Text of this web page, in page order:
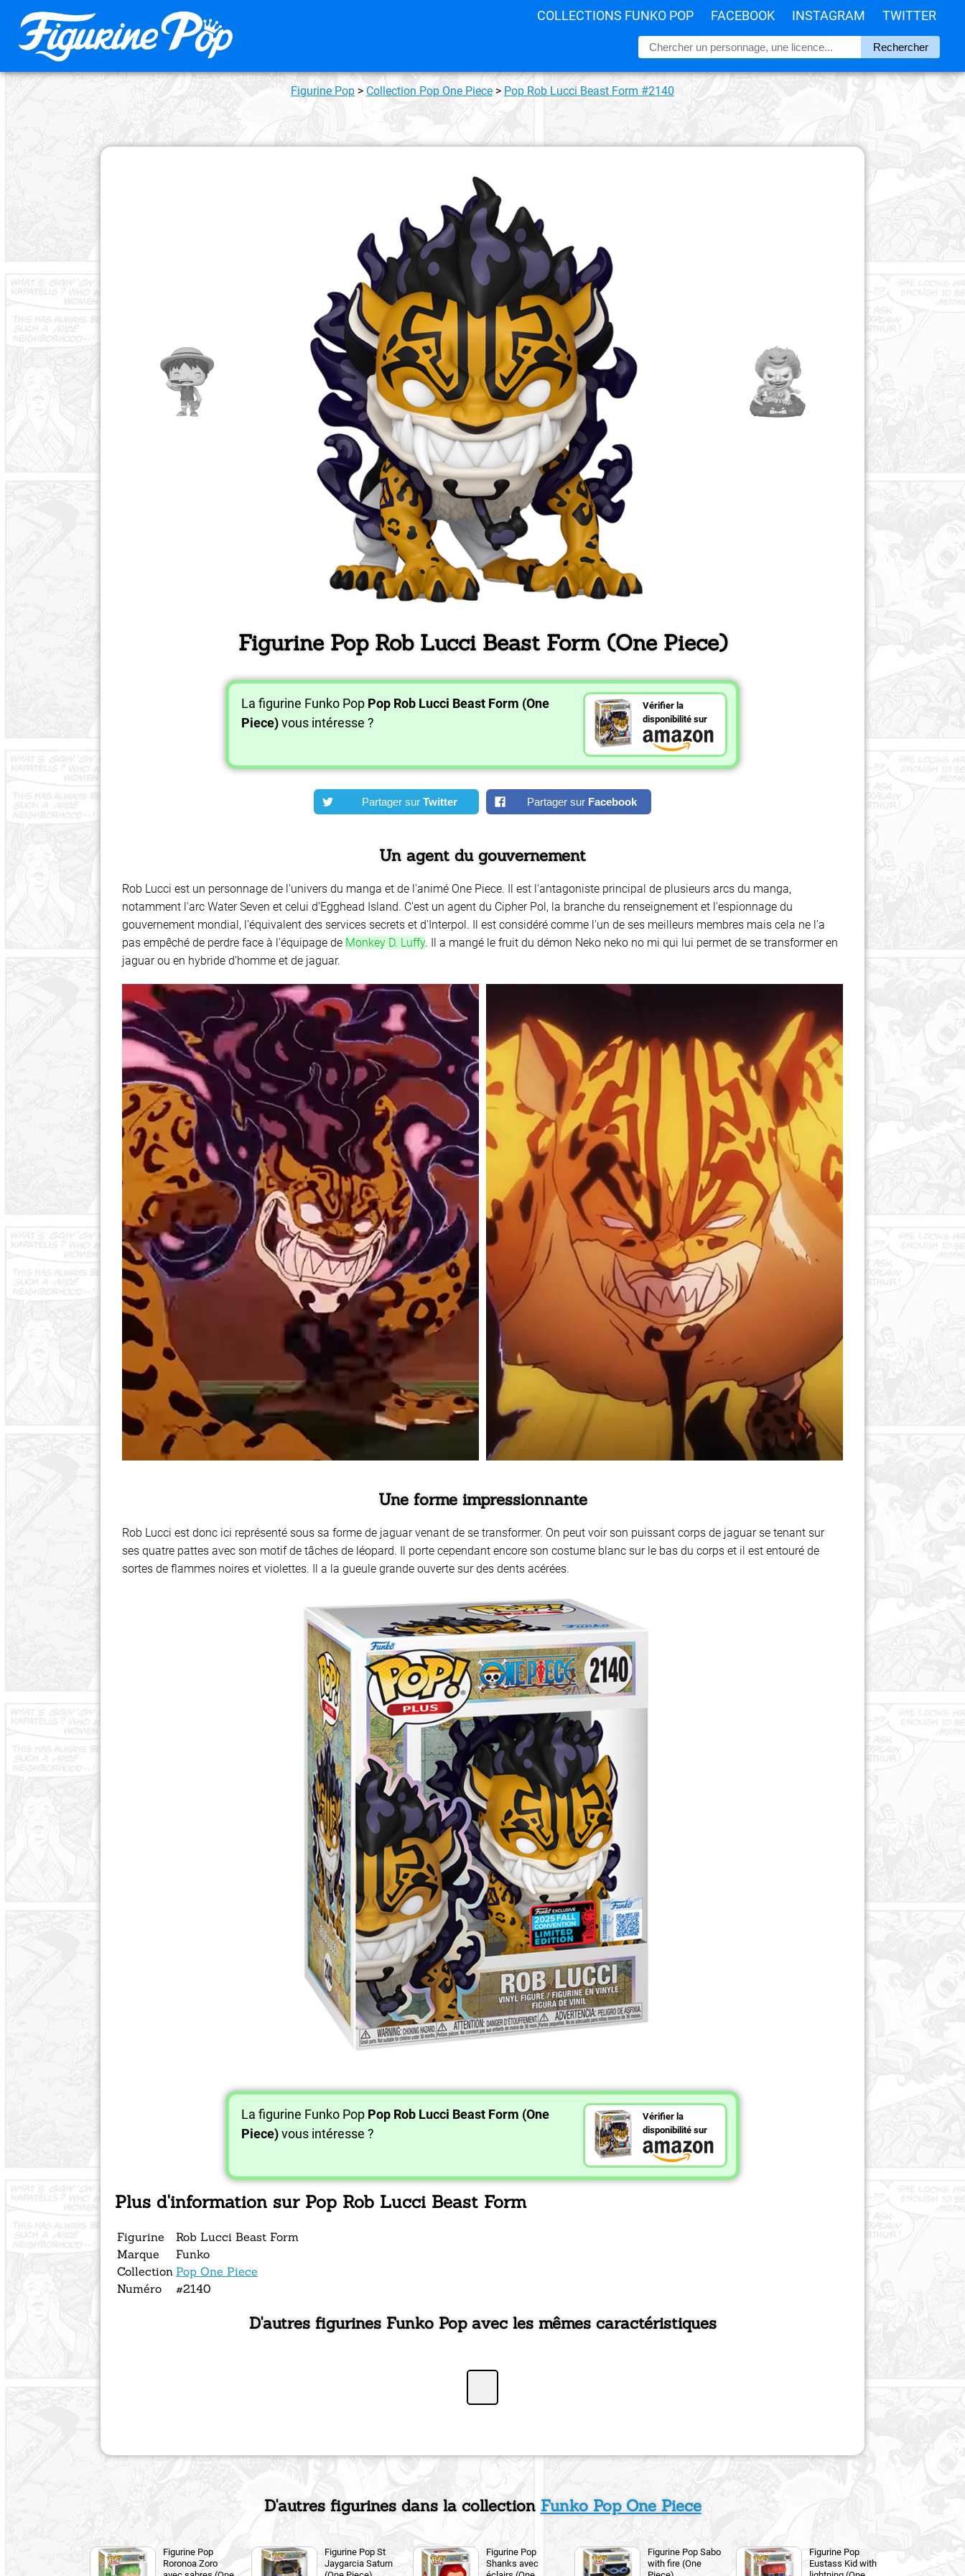
COLLECTIONS FUNKO POP FACEBOOK INSTAGRAM TWITTER
Figurine Pop > Collection Pop One Piece > Pop Rob Lucci Beast Form #2140
Figurine Pop Rob Lucci Beast Form (One Piece)
La figurine Funko Pop Pop Rob Lucci Beast Form (One
Piece)vous intéresse ?
Vérifier la
disponibilité sur
Partager sur Twitter Partager sur Facebook
Un agent du gouvernement
Rob Lucci est un personnage de l'univers du manga et de l'animé One Piece. Il est l'antagoniste principal de plusieurs arcs du manga,
notamment l'arc Water Seven et celui d'Egghead Island. C'est un agent du Cipher Pol, la branche du renseignement et l'espionnage du
gouvernement mondial, l'équivalent des services secrets et d'Interpol. Il est considéré comme l'un de ses meilleurs membres mais cela ne l'a
pas empêché de perdre face à l'équipage de Monkey D. Luffy. Il a mangé le fruit du démon Neko neko no mi qui lui permet de se transformer en
jaguar ou en hybride d'homme et de jaguar.
Une forme impressionnante
Rob Lucci est donc ici représenté sous sa forme de jaguar venant de se transformer. On peut voir son puissant corps de jaguar se tenant sur
ses quatre pattes avec son motif de tâches de léopard. Il porte cependant encore son costume blanc sur le bas du corps et il est entouré de
sortes de flammes noires et violettes. Il a la gueule grande ouverte sur des dents acérées.
La figurine Funko Pop Pop Rob Lucci Beast Form (One
Piece)vous intéresse ?
Vérifier la
disponibilité sur
Plus d'information sur Pop Rob Lucci Beast Form
Figurine
Rob Lucci Beast Form
Marque
Funko
Collection Pop One Piece
Numéro
#2140
D'autres figurines Funko Pop avec les mêmes caractéristiques
D'autres figurines dans la collection Funko Pop One Piece
Figurine Pop
Roronoa Zoro
Figurine Pop St
Jaygarcia Saturn
Figurine Pop
Shanks avec
Figurine Pop Sabo
with fire (One
Figurine Pop
Eustass Kid with